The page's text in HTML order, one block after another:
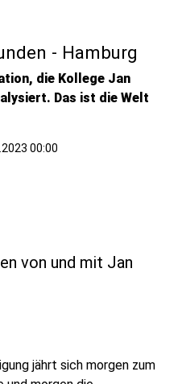
- Hamburg
die Kollege Jan
Das ist die Welt
00:00
von und mit Jan
jährt sich morgen zum